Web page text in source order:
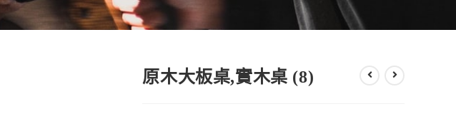
原木大板桌,實木桌 (8)